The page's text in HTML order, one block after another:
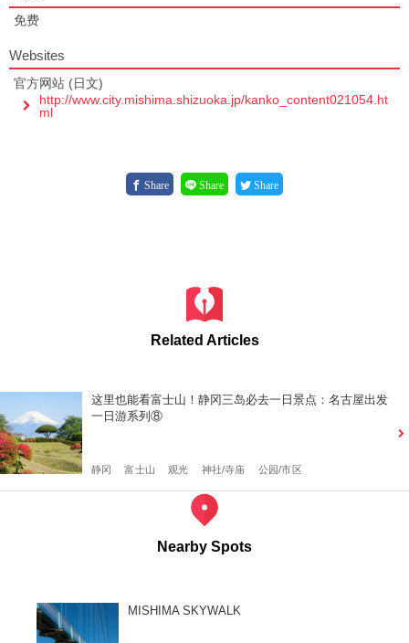
免费
Websites
官方网站 (日文)
http://www.city.mishima.shizuoka.jp/kanko_content021054.ht
ml
Share Share Share
Related Articles
这里也能看富士山！静冈三岛必去一日景点：名古屋出发
一日游系列⑧
静冈 富士山 观光 神社/寺庙 公园/市区
Nearby Spots
MISHIMA SKYWALK